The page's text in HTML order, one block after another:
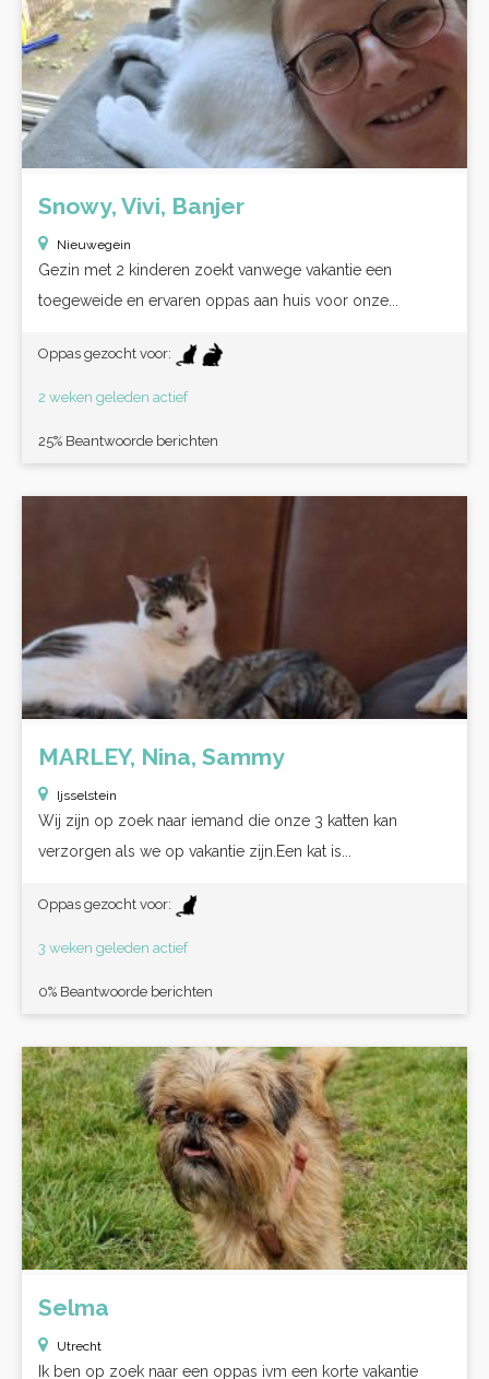
Snowy, Vivi, Banjer
Nieuwegein
Gezin met 2 kinderen zoekt vanwege vakantie een
toegeweide en ervaren oppas aan huis voor onze...
Oppas gezocht voor:
2 weken geleden actief
25% Beantwoorde berichten
MARLEY, Nina, Sammy
Ijsselstein
Wij zijn op zoek naar iemand die onze 3 katten kan
verzorgen als we op vakantie zijn.Een kat is...
Oppas gezocht voor:
3 weken geleden actief
0% Beantwoorde berichten
Selma
Utrecht
Ik ben op zoek naar een oppas ivm een korte vakantie